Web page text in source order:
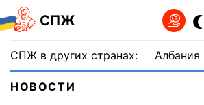
СПЖ
СПЖ в других странах: Албания
НОВОСТИ